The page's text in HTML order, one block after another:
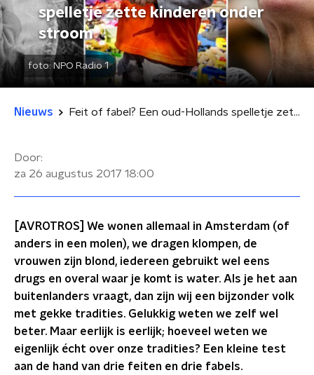
spelletje zette kinderen onder
stroom
foto: NPO Radio 1
Nieuws Feit of fabel? Een oud-Hollands spelletje zette kinderen onder stroom
Door:
za 26 augustus 2017 18:00
[AVROTROS] We wonen allemaal in Amsterdam (of
anders in een molen), we dragen klompen, de
vrouwen zijn blond, iedereen gebruikt wel eens
drugs en overal waar je komt is water. Als je het aan
buitenlanders vraagt, dan zijn wij een bijzonder volk
met gekke tradities. Gelukkig weten we zelf wel
beter. Maar eerlijk is eerlijk; hoeveel weten we
eigenlijk écht over onze tradities? Een kleine test
aan de hand van drie feiten en drie fabels.